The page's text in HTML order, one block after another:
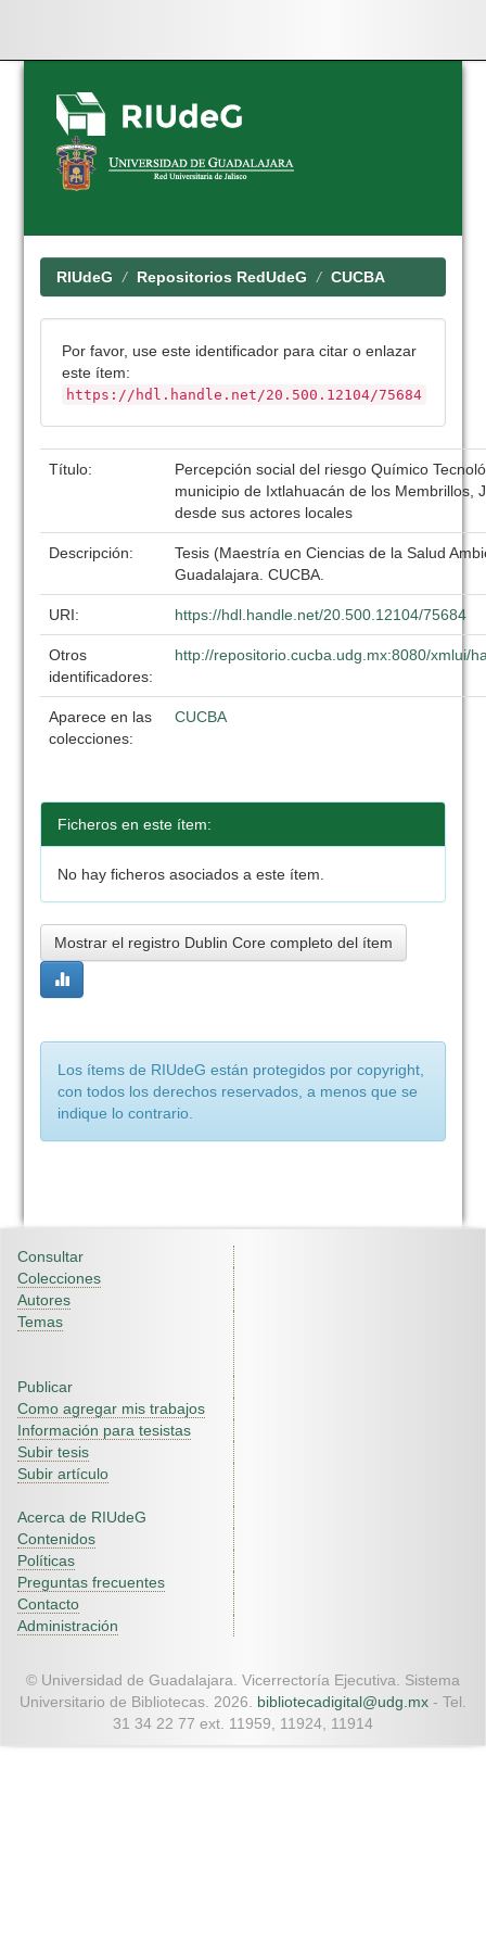
Skip
navigation
RIUdeG Repositorios RedUdeG CUCBA
Por favor, use este identificador para citar o enlazar
este ítem:
https://hdl.handle.net/20.500.12104/75684
Título:
Percepción social del riesgo Químico
municipio de Ixtlahuacán de los Membrillos,
desde sus actores locales
Descripción:
Tesis (Maestría en Ciencias de la Salud
Guadalajara. CUCBA.
URI: https://hdl.handle.net/20.500.12104/75684
Otros
identificadores:
http://repositorio.cucba.udg.mx:8080/xmlui/
Aparece en las
colecciones:
CUCBA
Ficheros en este ítem:
No hay ficheros asociados a este ítem.
Mostrar el registro Dublin Core completo del ítem
Los ítems de RIUdeG están protegidos por copyright,
con todos los derechos reservados, a menos que se
indique lo contrario.
Consultar
Colecciones
Autores
Temas
Publicar
Como agregar mis trabajos
Información para tesistas
Subir tesis
Subir artículo
Acerca de RIUdeG
Contenidos
Políticas
Preguntas frecuentes
Contacto
Administración
© Universidad de Guadalajara. Vicerrectoría Ejecutiva. Sistema
Universitario de Bibliotecas. 2026. bibliotecadigital@udg.mx - Tel.
31 34 22 77 ext. 11959, 11924, 11914